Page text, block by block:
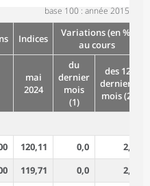
base 100 : année 2015
Indices
Variations (en %)
au cours
mai
2024
du
dernier
mois
(1)
des 12
derniers
mois (2)
120,11 0,0
2,3
119,71 0,0
2,3